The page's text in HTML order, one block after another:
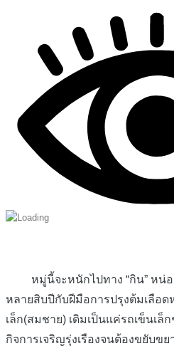
หมู่นี้จะหนักไปทาง “กิน” หน่อย
หลายสิบปีกับฝีมือการปรุงต้มเลือด
เล็ก(สมชาย) เดิมเป็นแค่รถเข็นเล็
กิจการเจริญรุ่งเรืองจนต้องขยับข